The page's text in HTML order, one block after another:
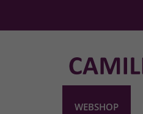
WEBSHOP